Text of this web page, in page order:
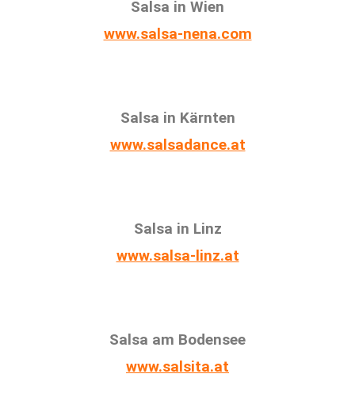
Salsa in Wien
www.salsa-nena.com
Salsa in Kärnten
www.salsadance.at
Salsa in Linz
www.salsa-linz.at
Salsa am Bodensee
www.salsita.at